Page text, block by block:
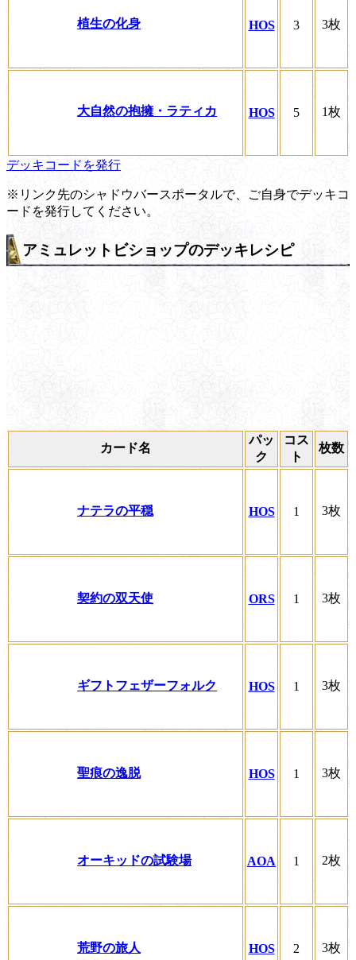
植生の化身 HOS 3 3枚
大自然の抱擁・ラティカ HOS 5 1枚
デッキコードを発行
※リンク先のシャドウバースポータルで、ご自身でデッキコ
ードを発行してください。
アミュレットビショップのデッキレシピ
カード名
パッ
ク
コス
ト
枚数
ナテラの平穏 HOS 1 3枚
契約の双天使 ORS 1 3枚
ギフトフェザーフォルク HOS 1 3枚
聖痕の逸脱 HOS 1 3枚
オーキッドの試験場 AOA 1 2枚
荒野の旅人 HOS 2 3枚